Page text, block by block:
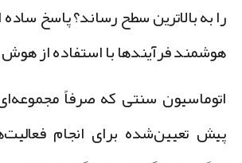
به بالاترین سطح رساند؟ پاسخ ساده
فرآیندها با استفاده از هوش
سنتی که صرفاً مجموعه‌ای
تعیین‌شده برای انجام